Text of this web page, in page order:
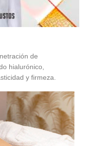
de
hialurónico,
y firmeza.